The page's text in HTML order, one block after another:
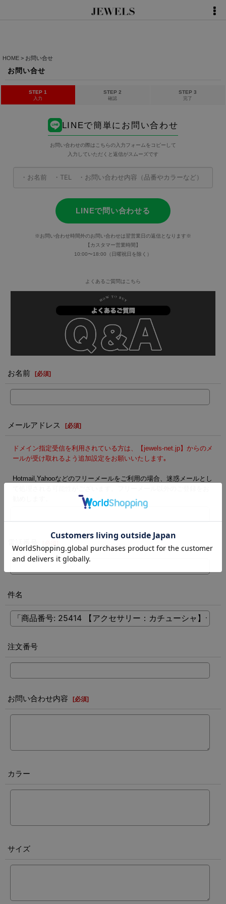
HOME > お問い合せ
お問い合せ
STEP 1
入力
STEP 2
確認
STEP 3
完了
LINEで簡単にお問い合わせ
お問い合わせの際はこちらの入力フォームをコピーして
入力していただくと返信がスムーズです
LINEで問い合わせる
※お問い合わせ時間外のお問い合わせは翌営業日の返信となります※
【カスタマー営業時間】
10:00〜18:00（日曜祝日を除く）
よくあるご質問はこちら
お名前 [必須]
メールアドレス [必須]
ドメイン指定受信を利用されている方は、【jewels-net.jp】からのメ
ールが受け取れるよう追加設定をお願いいたします｡
Hotmail,Yahooなどのフリーメールをご利用の場合、迷惑メールとし
件名
注文番号
お問い合わせ内容 [必須]
カラー
サイズ